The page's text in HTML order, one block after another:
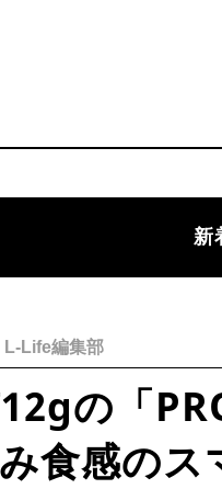
新
L-Life編集部
の「
食感の